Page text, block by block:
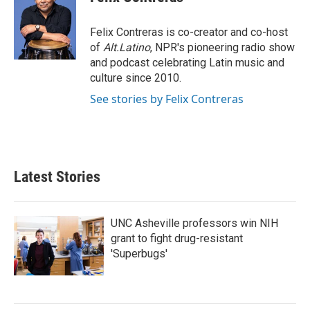
o
t
e
r
e
d
I
n
Felix Contreras is co-creator and co-host
of Alt.Latino, NPR's pioneering radio show
and podcast celebrating Latin music and
culture since 2010.
See stories by Felix Contreras
Latest Stories
UNC Asheville professors win NIH
grant to fight drug-resistant
'Superbugs'